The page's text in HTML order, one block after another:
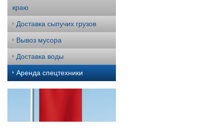
краю
Доставка сыпучих грузов
Вывоз мусора
Доставка воды
Аренда спецтехники